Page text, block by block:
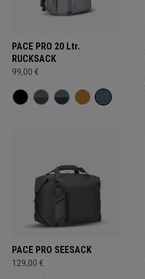
PACE PRO 20 Ltr.
RUCKSACK
99,00 €
PACE PRO SEESACK
129,00 €